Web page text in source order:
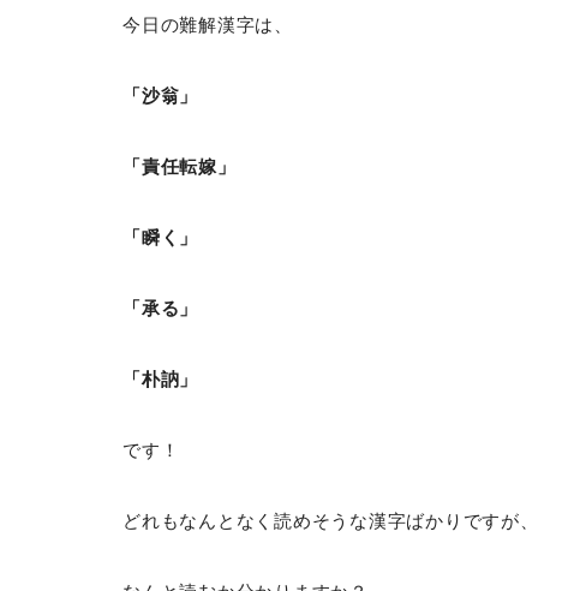
今日の難解漢字は、
「沙翁」
「責任転嫁」
「瞬く」
「承る」
「朴訥」
です！
どれもなんとなく読めそうな漢字ばかりですが、